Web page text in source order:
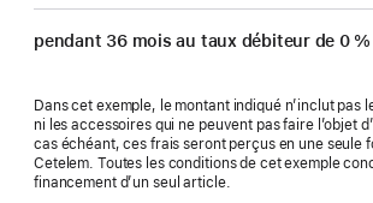
pendant 36 mois au taux débiteur de 0 %
Dans cet exemple, le montant indiqué n’inclut pas
ni les accessoires qui ne peuvent pas faire l’objet
cas échéant, ces frais seront perçus en une seule
Cetelem. Toutes les conditions de cet exemple
financement d’un seul article.